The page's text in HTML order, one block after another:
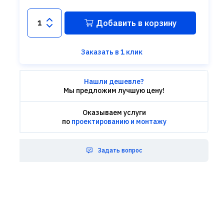
Добавить в корзину
Заказать в 1 клик
Нашли дешевле?
Мы предложим лучшую цену!
Оказываем услуги
по проектированию и монтажу
Задать вопрос